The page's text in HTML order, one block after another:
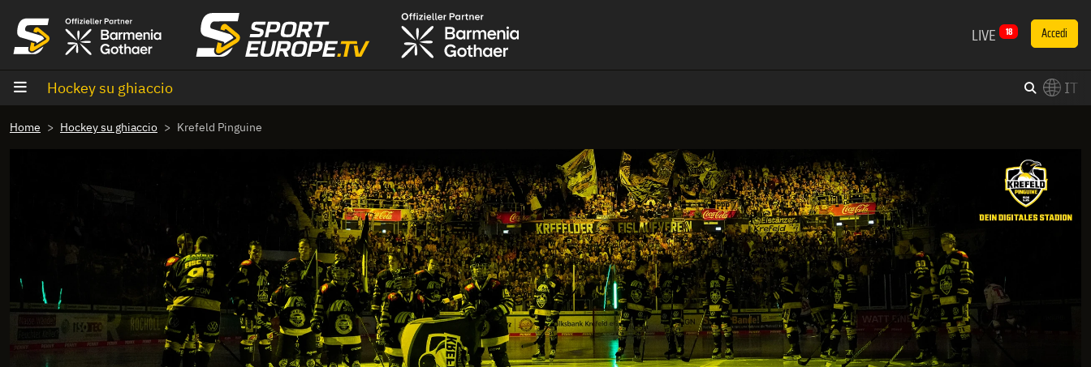
LIVE 18 Accedi
Hockey su ghiaccio IT
Home Hockey su ghiaccio Krefeld Pinguine